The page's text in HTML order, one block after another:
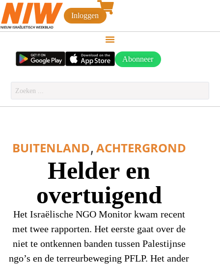
Inloggen
Abonneer
BUITENLAND, ACHTERGROND
Helder en
overtuigend
Het Israëlische NGO Monitor kwam recent
met twee rapporten. Het eerste gaat over de
niet te ontkennen banden tussen Palestijnse
ngo’s en de terreurbeweging PFLP. Het ander